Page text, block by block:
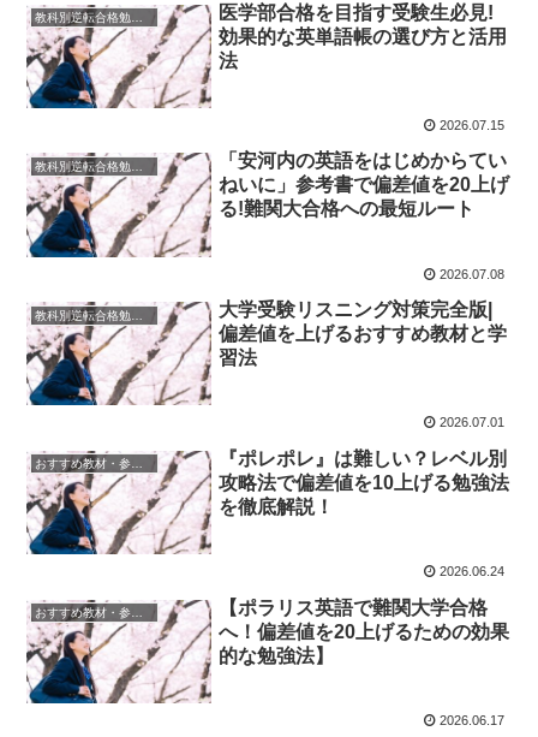
医学部合格を目指す受験生必見!
効果的な英単語帳の選び方と活用
法
2026.07.15
「安河内の英語をはじめからてい
ねいに」参考書で偏差値を20上げ
る!難関大合格への最短ルート
2026.07.08
大学受験リスニング対策完全版|
偏差値を上げるおすすめ教材と学
習法
2026.07.01
おすすめ教材・参考書
『ポレポレ』は難しい？レベル別
攻略法で偏差値を10上げる勉強法
を徹底解説！
2026.06.24
おすすめ教材・参考書
【ポラリス英語で難関大学合格
へ！偏差値を20上げるための効果
的な勉強法】
2026.06.17